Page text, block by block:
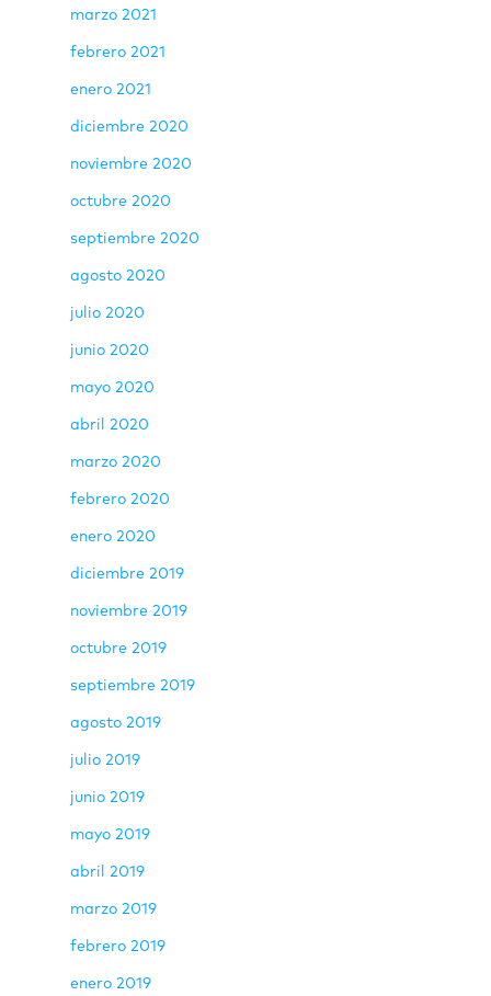
marzo 2021
febrero 2021
enero 2021
diciembre 2020
noviembre 2020
octubre 2020
septiembre 2020
agosto 2020
julio 2020
junio 2020
mayo 2020
abril 2020
marzo 2020
febrero 2020
enero 2020
diciembre 2019
noviembre 2019
octubre 2019
septiembre 2019
agosto 2019
julio 2019
junio 2019
mayo 2019
abril 2019
marzo 2019
febrero 2019
enero 2019